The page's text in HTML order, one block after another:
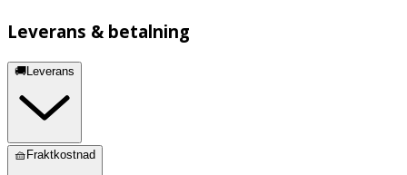
Leverans & betalning
🚚Leverans
🧺Fraktkostnad